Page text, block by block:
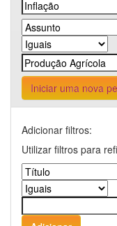
Iniciar uma nova
Adicionar filtros:
Utilizar filtros para